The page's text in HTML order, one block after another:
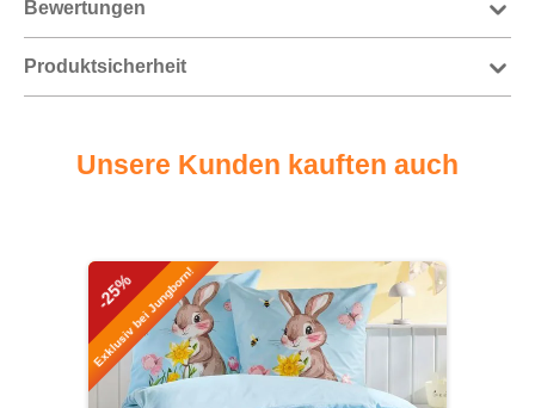
Bewertungen
Produktsicherheit
Unsere Kunden kauften auch
Produktgalerie überspringen
-25%
Exklusiv bei Jungborn!